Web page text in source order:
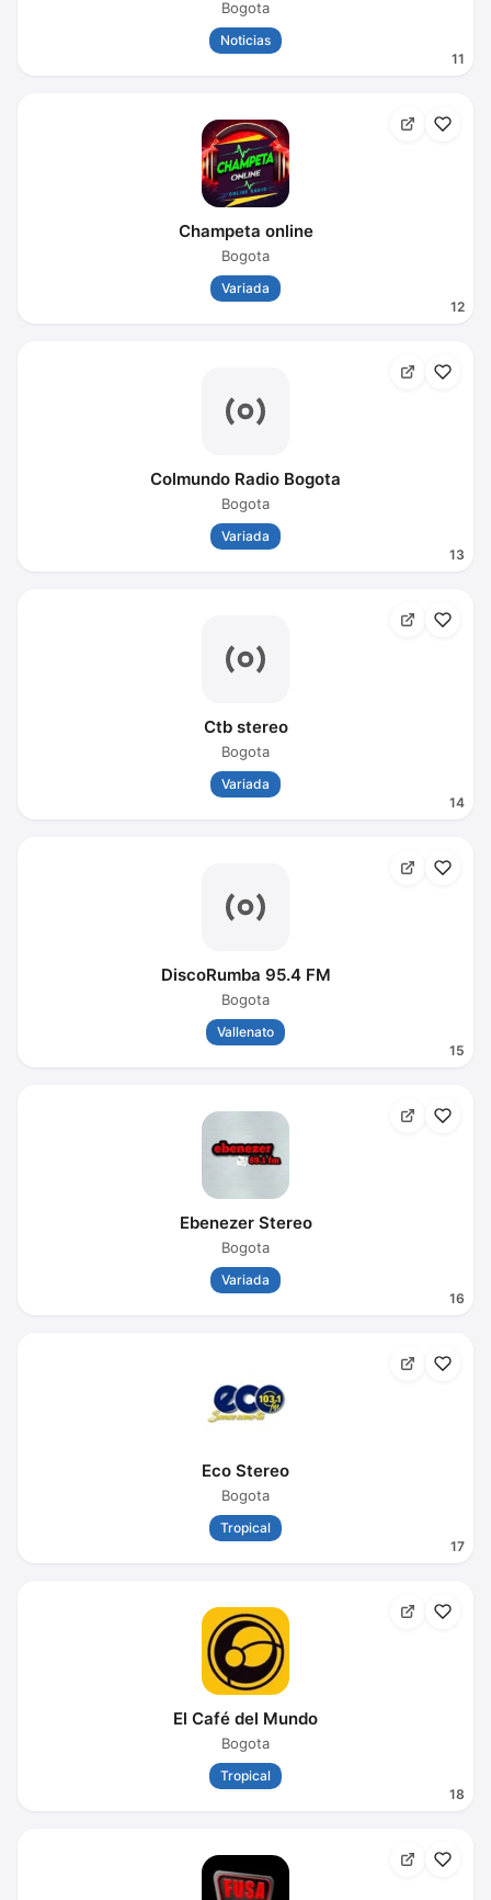
11
Bogota
Noticias
12
Champeta online
Bogota
Variada
13
Colmundo Radio Bogota
Bogota
Variada
14
Ctb stereo
Bogota
Variada
15
DiscoRumba 95.4 FM
Bogota
Vallenato
16
Ebenezer Stereo
Bogota
Variada
17
Eco Stereo
Bogota
Tropical
18
El Café del Mundo
Bogota
Tropical